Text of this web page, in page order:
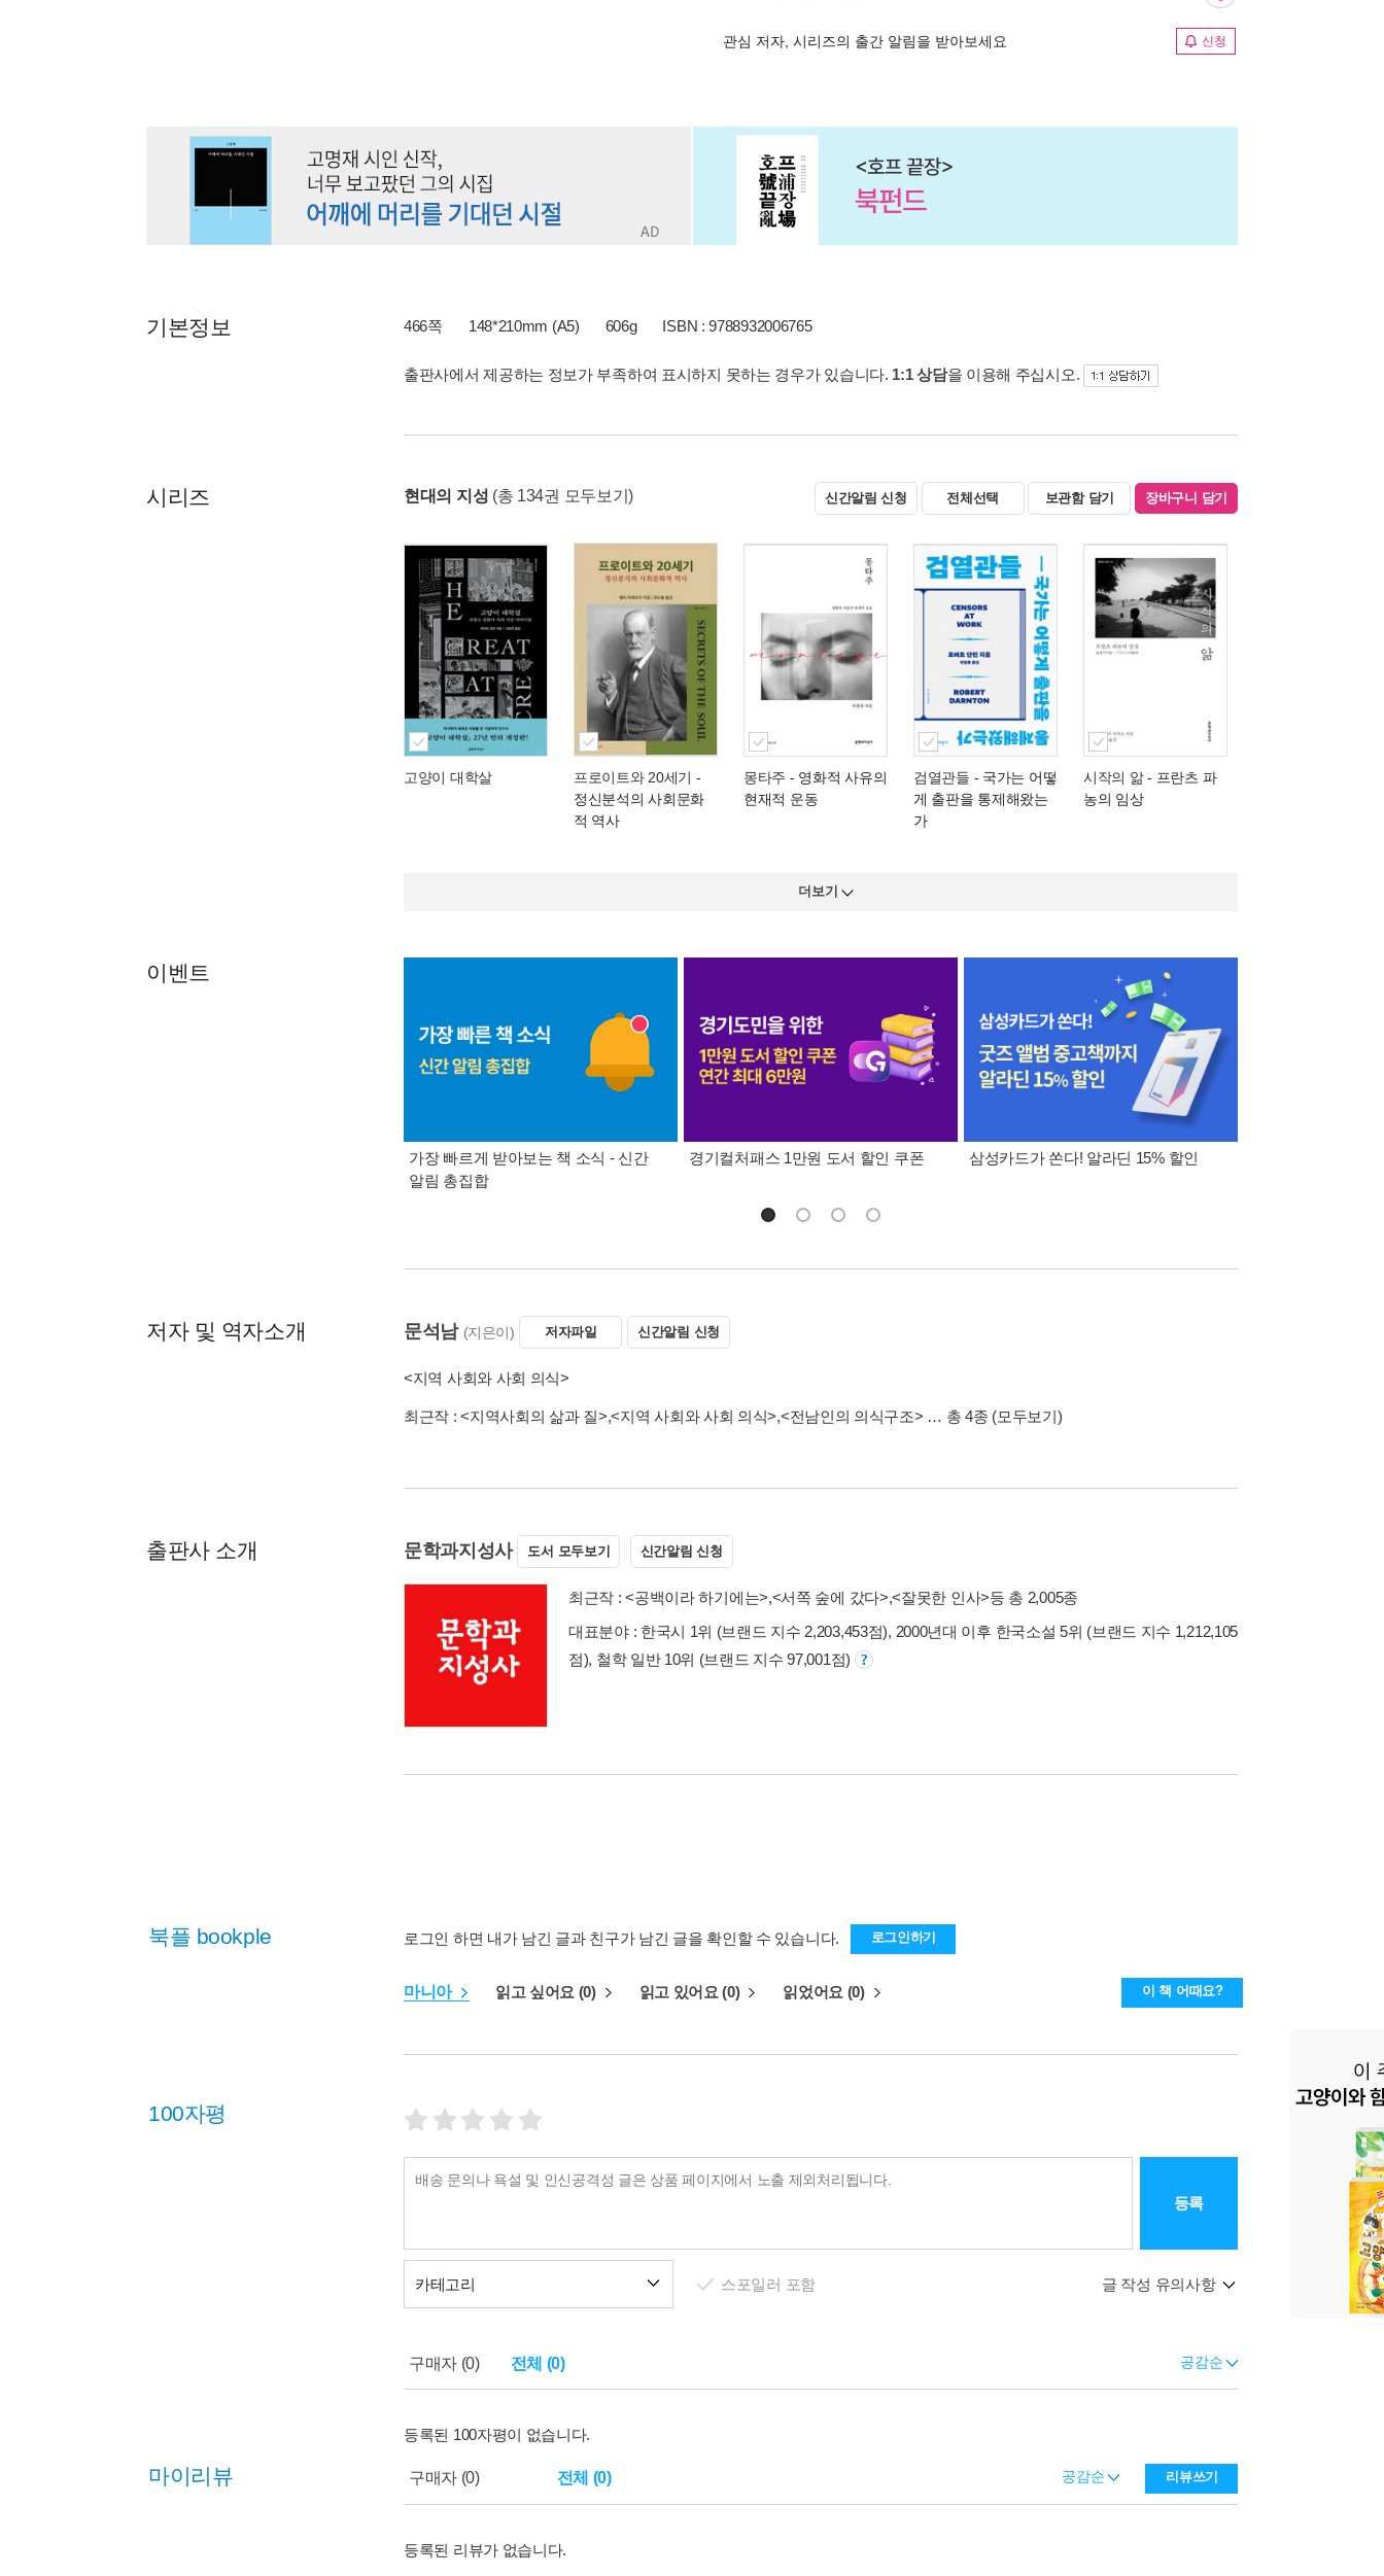
관심 저자, 시리즈의 출간 알림을 받아보세요 신청
기본정보 466쪽 148*210mm (A5) 606g ISBN : 9788932006765
출판사에서 제공하는 정보가 부족하여 표시하지 못하는 경우가 있습니다. 1:1 상담을 이용해 주십시오.
시리즈 현대의 지성 (총 134권 모두보기) 신간알림 신청 전체선택 보관함 담기 장바구니 담기
고양이 대학살 프로이트와 20세기 -
정신분석의 사회문화
적 역사
몽타주 - 영화적 사유의
현재적 운동
검열관들 - 국가는 어떻
게 출판을 통제해왔는
가
시작의 앎- 프란츠 파
농의 임상
더보기
이벤트
가장 빠르게 받아보는 책 소식 - 신간
알림 총집합
경기컬처패스 1만원 도서 할인 쿠폰 삼성카드가 쏜다! 알라딘 15% 할인
저자 및 역자소개 문석남 (지은이) 저자파일 신간알림 신청
<지역 사회와 사회 의식>
최근작 :<지역사회의 삶과 질>,<지역 사회와 사회 의식>,<전남인의 의식구조> … 총 4종 (모두보기)
출판사 소개 문학과지성사 도서 모두보기 신간알림 신청
최근작 :<공백이라 하기에는>,<서쪽 숲에 갔다>,<잘못한 인사>등 총 2,005종
대표분야 : 한국시 1위 (브랜드 지수 2,203,453점), 2000년대 이후 한국소설 5위 (브랜드 지수 1,212,105
점), 철학 일반 10위 (브랜드 지수 97,001점)
북플 bookple 로그인 하면 내가 남긴 글과 친구가 남긴 글을 확인할 수 있습니다. 로그인하기
마니아 읽고 싶어요 (0) 읽고 있어요 (0) 읽었어요 (0) 이 책 어때요?
100자평
등록
카테고리 스포일러 포함 글 작성 유의사항
구매자 (0) 전체 (0) 공감순
등록된 100자평이 없습니다.
마이리뷰 구매자 (0) 전체 (0) 리뷰쓰기
공감순
등록된 리뷰가 없습니다.